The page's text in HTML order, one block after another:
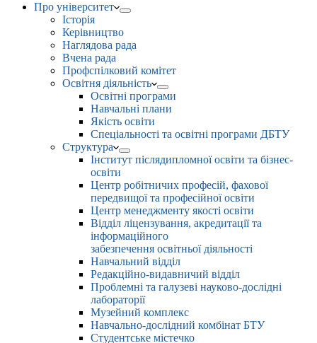
Про університет
Історія
Керівництво
Наглядова рада
Вчена рада
Профспілковий комітет
Освітня діяльність
Освітні програми
Навчальні плани
Якість освіти
Спеціальності та освітні програми ДБТУ
Структура
Інститут післядипломної освіти та бізнес-
освіти
Центр робітничих професій, фахової
передвищої та професійної освіти
Центр менеджменту якості освіти
Відділ ліцензування, акредитації та
інформаційного
забезпечення освітньої діяльності
Навчальний відділ
Редакційно-видавничий відділ
Проблемні та галузеві науково-дослідні
лабораторії
Музейний комплекс
Навчально-дослідний комбінат БТУ
Студентське містечко